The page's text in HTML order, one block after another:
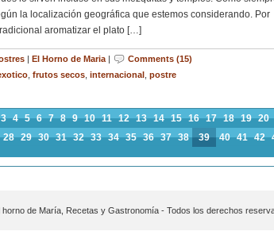
la localización geográfica que estemos considerando. Por
aromatizar el plato […]
| El Horno de Maria |
Comments (15)
frutos secos internacional postre
3 4 5 6 7 8 9 10 11 12 13 14 15 16 17 18 19 20
28 29 30 31 32 33 34 35 36 37 38 39 40 41 42
de María, Recetas y Gastronomía - Todos los derechos